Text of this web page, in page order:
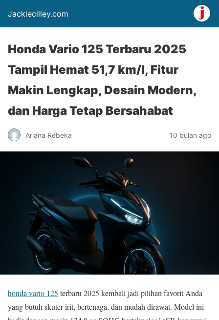
Jackiecilley.com
Honda Vario 125 Terbaru 2025
Tampil Hemat 51,7 km/l, Fitur
Makin Lengkap, Desain Modern,
dan Harga Tetap Bersahabat
Ariana Rebeka 10 bulan ago
honda vario 125 terbaru 2025 kembali jadi pilihan favorit Anda
yang butuh skuter irit, bertenaga, dan mudah dirawat. Model ini